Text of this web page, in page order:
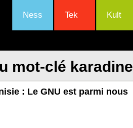
Ness Tek Kult
mot-clé karadine
: Le GNU est parmi nous